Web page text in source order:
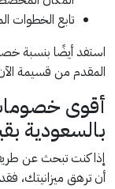
تابع الخطوات
استفد أيضًا بنسبة
المقدم من قسيمة
بالسعودية بقيمة
إذا كنت تبحث عن
أن ترهق ميزانيتك،